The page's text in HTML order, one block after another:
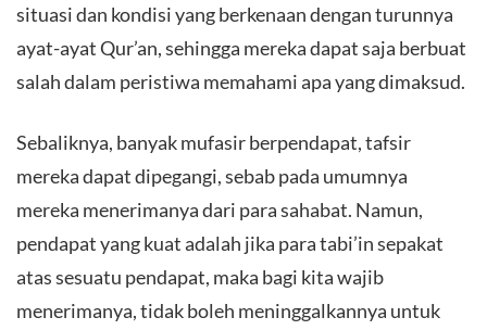
situasi dan kondisi yang berkenaan dengan turunnya
ayat-ayat Qur’an, sehingga mereka dapat saja berbuat
salah dalam peristiwa memahami apa yang dimaksud.
Sebaliknya, banyak mufasir berpendapat, tafsir
mereka dapat dipegangi, sebab pada umumnya
mereka menerimanya dari para sahabat. Namun,
pendapat yang kuat adalah jika para tabi’in sepakat
atas sesuatu pendapat, maka bagi kita wajib
menerimanya, tidak boleh meninggalkannya untuk